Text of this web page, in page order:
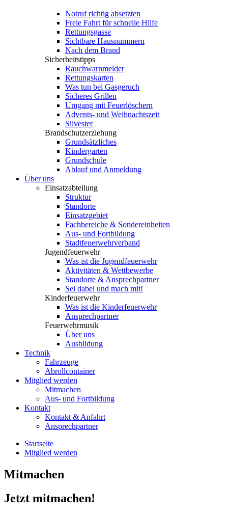
Notruf richtig absetzten
Freie Fahrt für schnelle Hilfe
Rettungsgasse
Sichtbare Hausnummern
Nach dem Brand
Sicherheitstipps
Rauchwarnmelder
Rettungskarten
Was tun bei Gasgeruch
Sicheres Grillen
Umgang mit Feuerlöschern
Advents- und Weihnachtszeit
Silvester
Brandschutzerziehung
Grundsätzliches
Kindergarten
Grundschule
Ablauf und Anmeldung
Über uns
Einsatzabteilung
Struktur
Standorte
Einsatzgebiet
Fachbereiche & Sondereinheiten
Aus- und Fortbildung
Stadtfeuerwehrverband
Jugendfeuerwehr
Was ist die Jugendfeuerwehr
Aktivitäten & Wettbewerbe
Standorte & Ansprechpartner
Sei dabei und mach mit!
Kinderfeuerwehr
Was ist die Kinderfeuerwehr
Ansprechpartner
Feuerwehrmusik
Über uns
Ausbildung
Technik
Fahrzeuge
Abrollcontainer
Mitglied werden
Mitmachen
Aus- und Fortbildung
Kontakt
Kontakt & Anfahrt
Ansprechpartner
Startseite
Mitglied werden
Mitmachen
Jetzt mitmachen!